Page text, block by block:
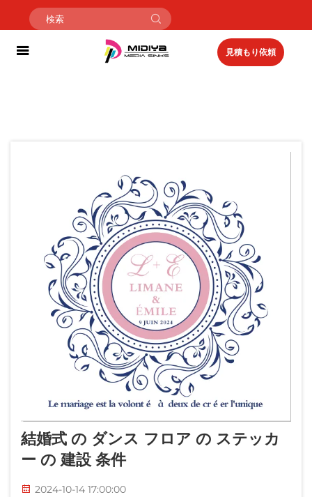
見積もり依頼
結婚式 の ダンス フロア の ステッカ
ー の 建設 条件
2024-10-14 17:00:00